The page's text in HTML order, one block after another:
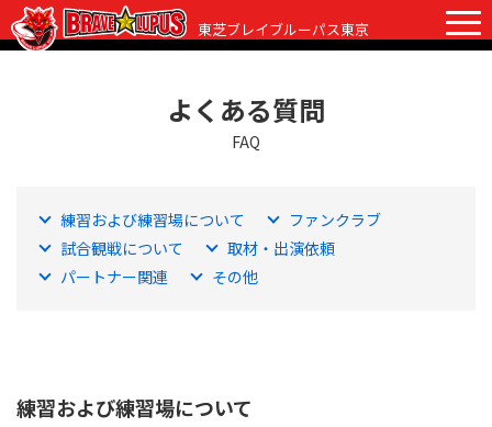
東芝ブレイブルーパス東京
初めての観戦
ラグビーって何？
試合日程・結果
選手・スタッフ
よくある質問
FAQ
練習および練習場について
ファンクラブ
試合観戦について
取材・出演依頼
パートナー関連
その他
練習および練習場について